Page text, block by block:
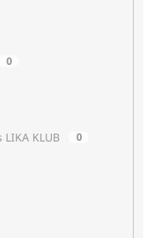
0
KLUB 0